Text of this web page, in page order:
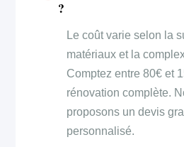
?
Le coût varie selon la
matériaux et la
Comptez entre 80€ et
rénovation complète.
proposons un devis
personnalisé.